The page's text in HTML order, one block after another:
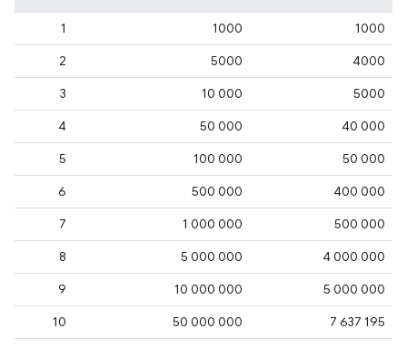
1 1000
1000
2
5000
4000
3
10 000
5000
4
50 000
40 000
5
100 000
50 000
6
500 000
400 000
7
1 000 000
500 000
8
5 000 000
4 000 000
9
10 000 000
5 000 000
10
50 000 000 7 637 195